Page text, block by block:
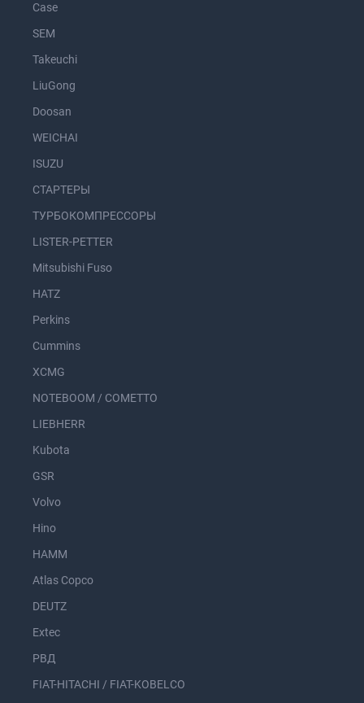
Case
SEM
Takeuchi
LiuGong
Doosan
WEICHAI
ISUZU
СТАРТЕРЫ
ТУРБОКОМПРЕССОРЫ
LISTER-PETTER
Mitsubishi Fuso
HATZ
Perkins
Cummins
XCMG
NOTEBOOM / COMETTO
LIEBHERR
Kubota
GSR
Volvo
Hino
HAMM
Atlas Copco
DEUTZ
Extec
РВД
FIAT-HITACHI / FIAT-KOBELCO